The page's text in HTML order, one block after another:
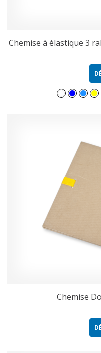
Chemise à élastique 3
Chemise